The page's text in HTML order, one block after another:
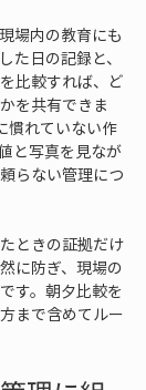
場内の教育にも
た日の記録と、
比較すれば、ど
を共有できま
慣れていない作
と写真を見なが
らない管理につ
ときの証拠だけ
に防ぎ、現場の
す。朝夕比較を
まで含めてルー